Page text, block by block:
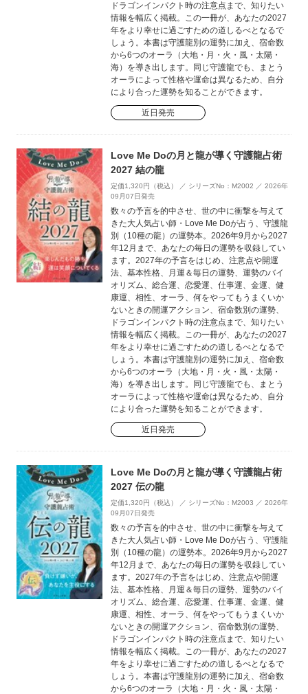
ドラゴンインパクト時の注意点まで、知りたい
情報を幅広く掲載。この一冊が、あなたの2027
年をより幸せに過ごすための道しるべとなるで
しょう。本書は守護龍別の運勢に加え、宿命数
から6つのオーラ（大地・月・火・風・太陽・
海）を導き出します。同じ守護龍でも、まとう
オーラによって性格や運命は異なるため、自分
により合った運勢を知ることができます。
近日発売
Love Me Doの月と龍が導く守護龍占術
2027 結の龍
定価1,320円（税込） ／ シリーズNo：M2002 ／ 2026年
09月07日発売
数々の予言を的中させ、世の中に衝撃を与えて
きた大人気占い師・Love Me Doが占う、守護龍
別（10種の龍）の運勢本。2026年9月から2027
年12月まで、あなたの毎日の運勢を収録してい
ます。2027年の予言をはじめ、注意点や開運
法、基本性格、月運＆毎日の運勢、運勢のバイ
オリズム、総合運、恋愛運、仕事運、金運、健
康運、相性、オーラ、何をやってもうまくいか
ないときの開運アクション、宿命数別の運勢、
ドラゴンインパクト時の注意点まで、知りたい
情報を幅広く掲載。この一冊が、あなたの2027
年をより幸せに過ごすための道しるべとなるで
しょう。本書は守護龍別の運勢に加え、宿命数
から6つのオーラ（大地・月・火・風・太陽・
海）を導き出します。同じ守護龍でも、まとう
オーラによって性格や運命は異なるため、自分
により合った運勢を知ることができます。
近日発売
Love Me Doの月と龍が導く守護龍占術
2027 伝の龍
定価1,320円（税込） ／ シリーズNo：M2003 ／ 2026年
09月07日発売
数々の予言を的中させ、世の中に衝撃を与えて
きた大人気占い師・Love Me Doが占う、守護龍
別（10種の龍）の運勢本。2026年9月から2027
年12月まで、あなたの毎日の運勢を収録してい
ます。2027年の予言をはじめ、注意点や開運
法、基本性格、月運＆毎日の運勢、運勢のバイ
オリズム、総合運、恋愛運、仕事運、金運、健
康運、相性、オーラ、何をやってもうまくいか
ないときの開運アクション、宿命数別の運勢、
ドラゴンインパクト時の注意点まで、知りたい
情報を幅広く掲載。この一冊が、あなたの2027
年をより幸せに過ごすための道しるべとなるで
しょう。本書は守護龍別の運勢に加え、宿命数
から6つのオーラ（大地・月・火・風・太陽・